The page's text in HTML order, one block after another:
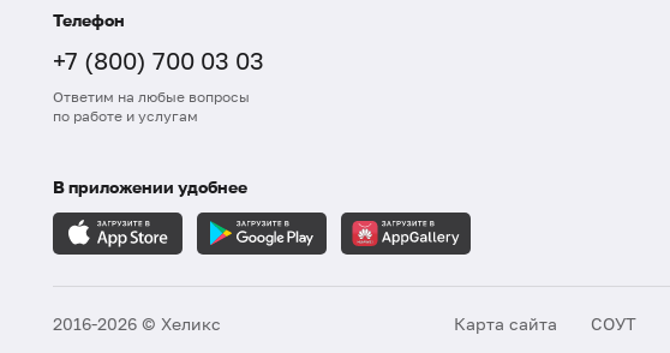
Телефон
+7 (800) 700 03 03
Ответим на любые вопросы
по работе и услугам
В приложении удобнее
2016-2026 © Хеликс Карта сайта СОУТ